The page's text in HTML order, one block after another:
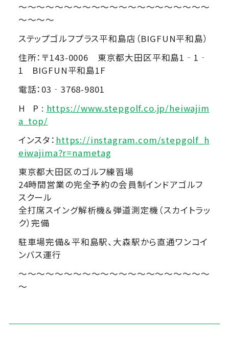
～～～～～～～～～～～～～～～～～～～～～
～～～～
ステップゴルフプラス平和島店（BIGFUN平和島）
住所：〒143-0006 東京都大田区平和島1‐1‐
1 BIGFUN平和島1F
電話：03‐3768-9801
H P : https://www.stepgolf.co.jp/heiwajim
a_top/
インスタ： https://instagram.com/stepgolf_h
eiwajima?r=nametag
東京都大田区のゴルフ練習場
24時間営業の完全予約の会員制インドアゴルフ
スクール
全打席スイング解析機＆弾道測定機（スカイトラッ
ク）完備
駐車場完備＆平和島駅、大森駅から直通ワンコイ
ンバス運行
～～～～～～～～～～～～～～～～～～～～～
～